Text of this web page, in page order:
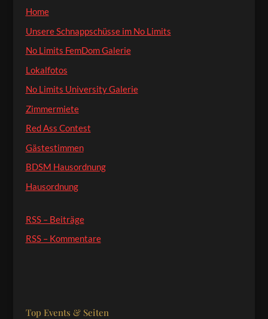
Home
Unsere Schnappschüsse im No Limits
No Limits FemDom Galerie
Lokalfotos
No Limits University Galerie
Zimmermiete
Red Ass Contest
Gästestimmen
BDSM Hausordnung
Hausordnung
RSS – Beiträge
RSS – Kommentare
Top Events & Seiten